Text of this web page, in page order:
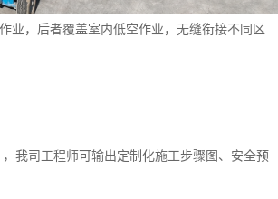
业，后者覆盖室内低空作业，无缝衔接不同区
我司工程师可输出定制化施工步骤图、安全预